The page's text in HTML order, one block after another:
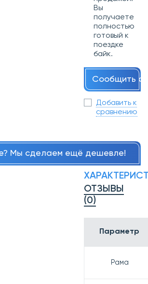
Вы
получаете
полностью
готовый к
поездке
байк.
Сообщить о
Добавить к
сравнению
Мы сделаем ещё дешевле!
ОТЗЫВЫ
(0)
Параметр
Рама